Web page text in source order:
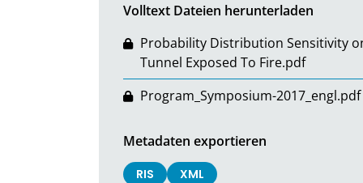
Volltext Dateien herunterladen
Probability Distribution Sensitivity
Tunnel Exposed To Fire.pdf
Program_Symposium-2017_engl.pdf
Metadaten exportieren
RIS XML